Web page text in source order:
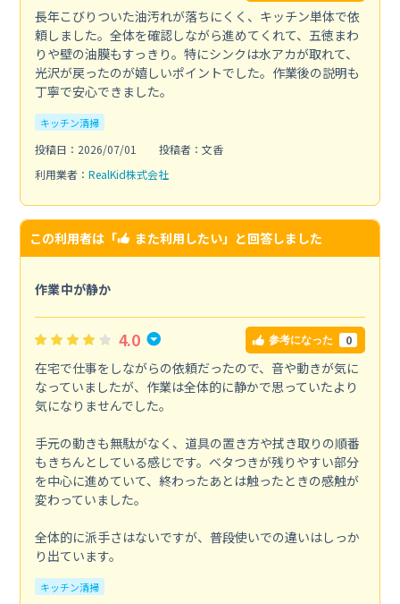
長年こびりついた油汚れが落ちにくく、キッチン単体で依
頼しました。全体を確認しながら進めてくれて、五徳まわ
りや壁の油膜もすっきり。特にシンクは水アカが取れて、
光沢が戻ったのが嬉しいポイントでした。作業後の説明も
丁寧で安心できました。
キッチン清掃
投稿日：2026/07/01
投稿者：文香
利用業者： RealKid株式会社
この利用者は「 また利用したい」と回答しました
作業中が静か
4.0 参考になった 0
在宅で仕事をしながらの依頼だったので、音や動きが気に
なっていましたが、作業は全体的に静かで思っていたより
気になりませんでした。
手元の動きも無駄がなく、道具の置き方や拭き取りの順番
もきちんとしている感じです。ベタつきが残りやすい部分
を中心に進めていて、終わったあとは触ったときの感触が
変わっていました。
全体的に派手さはないですが、普段使いでの違いはしっか
り出ています。
キッチン清掃